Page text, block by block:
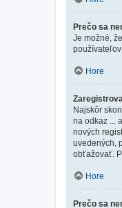
Prečo sa
Je možné,
Hore
Najskôr
na odkaz ...
nových
uvedených,
obťažovať.
Hore
Prečo sa